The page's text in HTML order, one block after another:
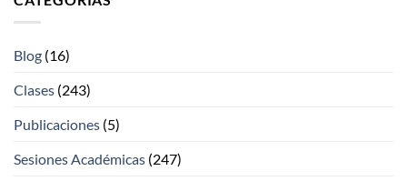
Blog (16)
Clases (243)
Publicaciones (5)
Sesiones Académicas (247)